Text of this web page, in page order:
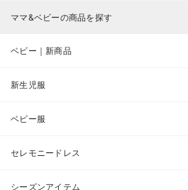
ママ&ベビーの商品を探す
ベビー｜新商品
新生児服
ベビー服
セレモニードレス
シーズンアイテム